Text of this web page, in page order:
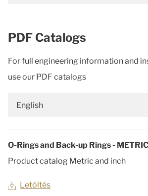
PDF Catalogs
For full engineering information and
use our PDF catalogs
English
O-Rings and Back-up Rings -
Product catalog Metric and inch
Letöltés